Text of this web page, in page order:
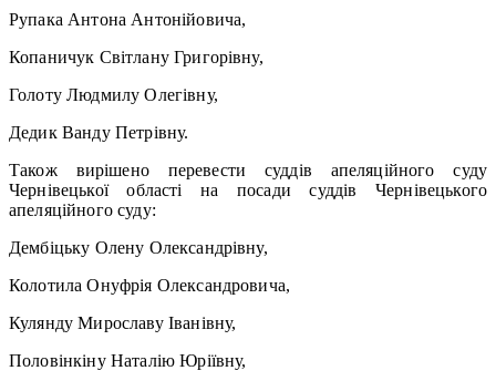
Рупака Антона Антонійовича,
Копаничук Світлану Григорівну,
Голоту Людмилу Олегівну,
Дедик Ванду Петрівну.
Також вирішено перевести суддів апеляційного суду
Чернівецької області на посади суддів Чернівецького
апеляційного суду:
Дембіцьку Олену Олександрівну,
Колотила Онуфрія Олександровича,
Кулянду Мирославу Іванівну,
Половінкіну Наталію Юріївну,